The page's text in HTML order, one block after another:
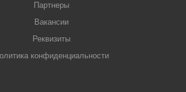
Партнеры
Вакансии
Реквизиты
конфиденциальности